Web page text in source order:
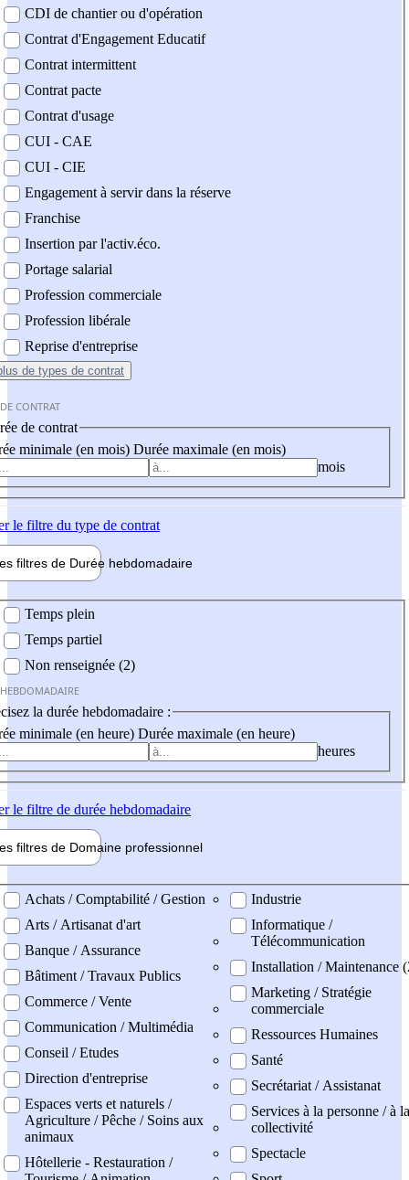
CDI de chantier ou d'opération
Contrat d'Engagement Educatif
Contrat intermittent
Contrat pacte
Contrat d'usage
CUI - CAE
CUI - CIE
Engagement à servir dans la réserve
Franchise
Insertion par l'activ.éco.
Portage salarial
Profession commerciale
Profession libérale
Reprise d'entreprise
de types de contrat
CONTRAT
de contrat
minimale (en mois) Durée maximale (en mois)
mois
le filtre du type de contrat
filtres de Durée hebdomadaire
Temps plein
Temps partiel
Non renseignée (2)
la durée hebdomadaire :
minimale (en heure) Durée maximale (en heure)
heures
le filtre de durée hebdomadaire
filtres de Domaine professionnel
professionel
Achats / Comptabilité / Gestion
Arts / Artisanat d'art
Banque / Assurance
Bâtiment / Travaux Publics
Commerce / Vente
Communication / Multimédia
Conseil / Etudes
Direction d'entreprise
Espaces verts et naturels /
Agriculture / Pêche / Soins aux
animaux
Hôtellerie - Restauration /
Industrie
Informatique /
Télécommunication
Installation / Maintenance
Marketing / Stratégie
commerciale
Ressources Humaines
Santé
Secrétariat / Assistanat
Services à la personne / à la
collectivité
Spectacle